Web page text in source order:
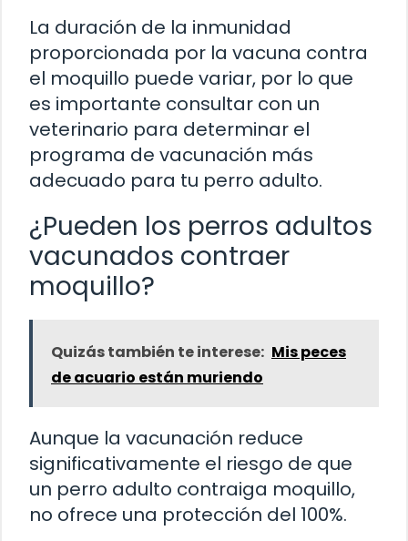
La duración de la inmunidad
proporcionada por la vacuna contra
el moquillo puede variar, por lo que
es importante consultar con un
veterinario para determinar el
programa de vacunación más
adecuado para tu perro adulto.
¿Pueden los perros adultos
vacunados contraer
moquillo?
Quizás también te interese: Mis peces
de acuario están muriendo
Aunque la vacunación reduce
significativamente el riesgo de que
un perro adulto contraiga moquillo,
no ofrece una protección del 100%.